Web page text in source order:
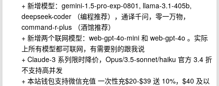
+ 新增模型：gemini-1.5-pro-exp-0801, llama-3.1-405b,
deepseek-coder （编程推荐），通译千问，零一万物，
command-r-plus （酒馆推荐）
+ 新增两个联网模型：web-gpt-4o-mini 和 web-gpt-4o 。实际
上所有模型都可联网，有需要别的跟我说
+ Claude-3 系列限时降价，Opus/3.5-sonnet/haiku 官方 3.4 折
不支持高并发
+ 本站钱包支持微信充值 一次性充$20-$39 送 10%，$40 及以